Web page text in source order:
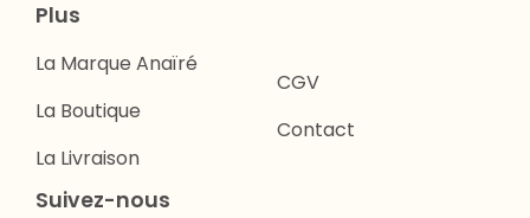
Plus
La Marque Anaïré
La Boutique
La Livraison
CGV
Contact
Suivez-nous